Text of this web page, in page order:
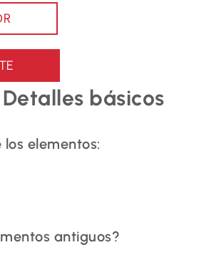
Detalles básicos
elementos:
antiguos?